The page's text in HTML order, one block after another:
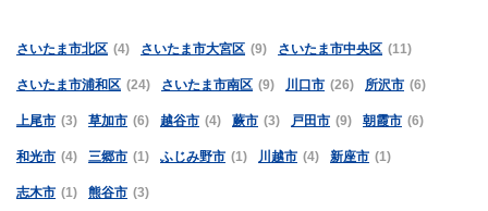
さいたま市北区 (4) さいたま市大宮区 (9) さいたま市中央区 (11)
さいたま市浦和区 (24) さいたま市南区 (9) 川口市 (26) 所沢市 (6)
上尾市 (3) 草加市 (6) 越谷市 (4) 蕨市 (3) 戸田市 (9) 朝霞市 (6)
和光市 (4) 三郷市 (1) ふじみ野市 (1) 川越市 (4) 新座市 (1)
志木市 (1) 熊谷市 (3)